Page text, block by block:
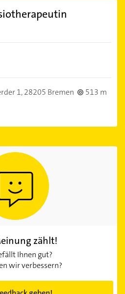
1,28205 Bremen
513 m
zählt!
Ihnen gut?
wir verbessern?